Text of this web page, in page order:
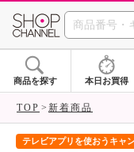
商品を探す 本日お買得
TOP 新着商品
テレビアプリを使おうキャ